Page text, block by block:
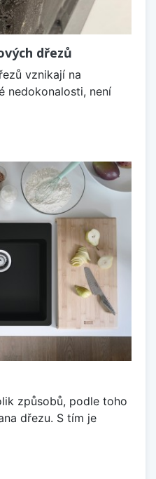
dřezů
vznikají na
nedokonalosti, není
způsobů, podle toho
dřezu. S tím je